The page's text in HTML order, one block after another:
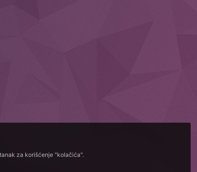
za korišćenje "kolačića".